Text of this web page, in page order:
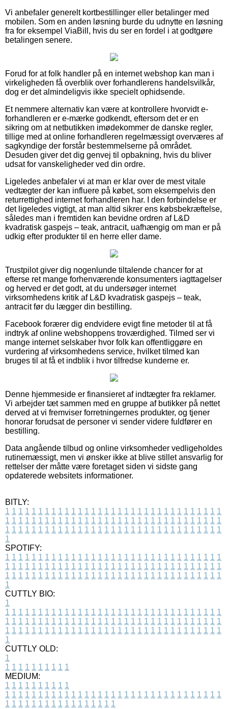
Vi anbefaler generelt kortbestillinger eller betalinger med
mobilen. Som en anden løsning burde du udnytte en løsning
fra for eksempel ViaBill, hvis du ser en fordel i at godtgøre
betalingen senere.
Forud for at folk handler på en internet webshop kan man i
virkeligheden få overblik over forhandlerens handelsvilkår,
dog er det almindeligvis ikke specielt ophidsende.
Et nemmere alternativ kan være at kontrollere hvorvidt e-
forhandleren er e-mærke godkendt, eftersom det er en
sikring om at netbutikken imødekommer de danske regler,
tillige med at online forhandleren regelmæssigt overværes af
sagkyndige der forstår bestemmelserne på området.
Desuden giver det dig genvej til opbakning, hvis du bliver
udsat for vanskeligheder ved din ordre.
Ligeledes anbefaler vi at man er klar over de mest vitale
vedtægter der kan influere på købet, som eksempelvis den
returrettighed internet forhandleren har. I den forbindelse er
det ligeledes vigtigt, at man altid sikrer ens købsbekræftelse,
således man i fremtiden kan bevidne ordren af L&D
kvadratisk gaspejs – teak, antracit, uafhængig om man er på
udkig efter produkter til en herre eller dame.
Trustpilot giver dig nogenlunde tiltalende chancer for at
efterse ret mange forhenværende konsumenters iagttagelser
og herved er det godt, at du undersøger internet
virksomhedens kritik af L&D kvadratisk gaspejs – teak,
antracit før du lægger din bestilling.
Facebook forærer dig endvidere evigt fine metoder til at få
indtryk af online webshoppens troværdighed. Tilmed ser vi
mange internet selskaber hvor folk kan offentliggøre en
vurdering af virksomhedens service, hvilket tilmed kan
bruges til at få et indblik i hvor tilfredse kunderne er.
Denne hjemmeside er finansieret af indtægter fra reklamer.
Vi arbejder tæt sammen med en gruppe af butikker på nettet
derved at vi fremviser forretningernes produkter, og tjener
honorar forudsat de personer vi sender videre fuldfører en
bestilling.
Data angående tilbud og online virksomheder vedligeholdes
rutinemæssigt, men vi ønsker ikke at blive stillet ansvarlig for
rettelser der måtte være foretaget siden vi sidste gang
opdaterede websitets informationer.
BITLY:
1 1 1 1 1 1 1 1 1 1 1 1 1 1 1 1 1 1 1 1 1 1 1 1 1 1 1 1 1 1 1 1 1
1 1 1 1 1 1 1 1 1 1 1 1 1 1 1 1 1 1 1 1 1 1 1 1 1 1 1 1 1 1 1 1 1
1 1 1 1 1 1 1 1 1 1 1 1 1 1 1 1 1 1 1 1 1 1 1 1 1 1 1 1 1 1 1 1 1
1
SPOTIFY:
1 1 1 1 1 1 1 1 1 1 1 1 1 1 1 1 1 1 1 1 1 1 1 1 1 1 1 1 1 1 1 1 1
1 1 1 1 1 1 1 1 1 1 1 1 1 1 1 1 1 1 1 1 1 1 1 1 1 1 1 1 1 1 1 1 1
1 1 1 1 1 1 1 1 1 1 1 1 1 1 1 1 1 1 1 1 1 1 1 1 1 1 1 1 1 1 1 1 1
1
CUTTLY BIO:
1
1 1 1 1 1 1 1 1 1 1 1 1 1 1 1 1 1 1 1 1 1 1 1 1 1 1 1 1 1 1 1 1 1
1 1 1 1 1 1 1 1 1 1 1 1 1 1 1 1 1 1 1 1 1 1 1 1 1 1 1 1 1 1 1 1 1
1 1 1 1 1 1 1 1 1 1 1 1 1 1 1 1 1 1 1 1 1 1 1 1 1 1 1 1 1 1 1 1 1
1
CUTTLY OLD:
1
1 1 1 1 1 1 1 1 1 1
MEDIUM:
1 1 1 1 1 1 1 1 1 1
1 1 1 1 1 1 1 1 1 1 1 1 1 1 1 1 1 1 1 1 1 1 1 1 1 1 1 1 1 1 1 1 1
1 1 1 1 1 1 1 1 1 1 1 1 1 1 1 1 1